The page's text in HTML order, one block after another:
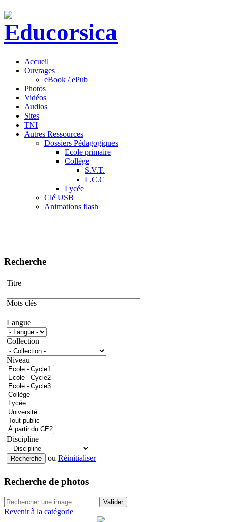
Accueil
Ouvrages
eBook / ePub
Photos
Vidéos
Audios
Sites
TNI
Autres Ressources
Dossiers Pédagogiques
Ecole primaire
Collège
S.V.T.
L.C.C
Lycée
Clé USB
Animations flash
Recherche
Titre
Mots clés
Langue
Collection
Niveau
Discipline
ou Réinitialiser
Recherche de photos
Valider
Revenir à la catégorie